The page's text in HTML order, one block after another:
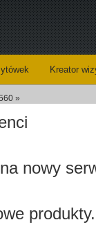
Kreator
»
nowy